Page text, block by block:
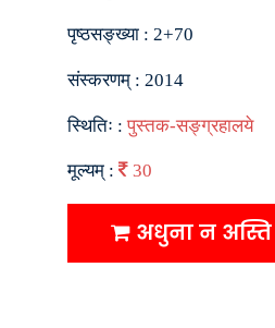
पृष्ठसङ्ख्या : 2+70
संस्करणम् : 2014
स्थितिः :पुस्तक-सङ्ग्रहालये
मूल्यम् : 30
अधुना न अस्ति